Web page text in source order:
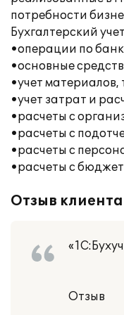
потребности
Бухгалтерский
•операции по
•основные
•учет
•учет затрат и
•расчеты с
•расчеты с
•расчеты с
•расчеты с
Отзыв клиента
Отзыв